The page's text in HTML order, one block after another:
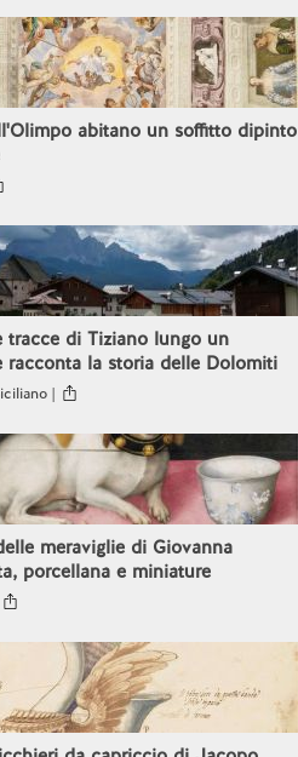
abitano un soffitto dipinto
tracce di Tiziano lungo un
racconta la storia delle Dolomiti
|
meraviglie di Giovanna
porcellana e miniature